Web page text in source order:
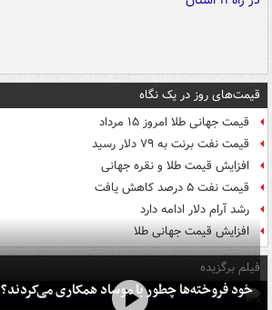
قیمت‌های روز در یک نگاه
قیمت جهانی طلا امروز ۱۵ مرداد
قیمت نفت برنت به ۷۹ دلار رسید
افزایش قیمت طلا و نقره جهانی
قیمت نفت ۵ درصد کاهش یافت
رشد آرام دلار ادامه دارد
افزایش قیمت جهانی طلا
فیلم برگزیده
خود فروخته‌ها چطور با موساد همکاری می‌کردند؟